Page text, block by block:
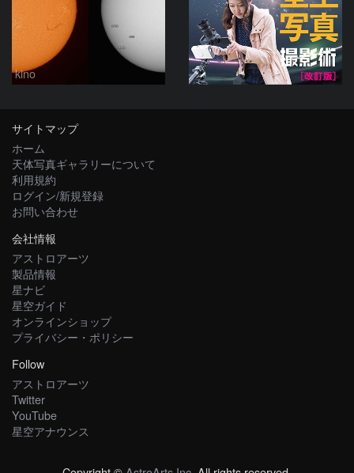
kino
サイトマップ
ホーム
天体写真ギャラリーについて
利用規約
ログイン/新規登録
お問い合わせ
会社情報
アストロアーツ
製品情報
星ナビ
星空ガイド
オンラインショップ
プライバシー・ポリシー
Follow
アストロアーツ
Twitter
YouTube
星空アナウンス